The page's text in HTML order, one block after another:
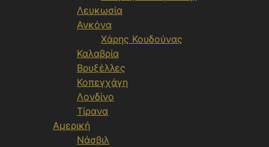
Λευκωσία
Ανκόνα
Χάρης Κουδούνας
Καλαβρία
Βρυξέλλες
Κοπεγχάγη
Λονδίνο
Τίρανα
Αμερική
Νάσβιλ